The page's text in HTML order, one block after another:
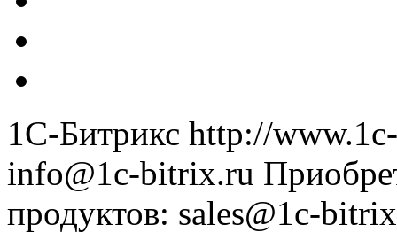
1С-Битрикс http://
info@1c-bitrix.ru
продуктов: sales@1c-